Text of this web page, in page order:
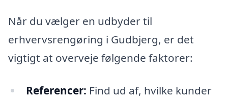
Når du vælger en udbyder til
erhvervsrengøring i Gudbjerg, er det
vigtigt at overveje følgende faktorer:
Referencer: Find ud af, hvilke kunder